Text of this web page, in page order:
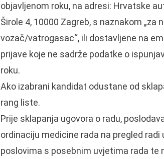
objavljenom roku, na adresi: Hrvatske
Širole 4, 10000 Zagreb, s naznakom
vozač/vatrogasac“, ili dostavljene na
prijave koje ne sadrže podatke o
roku.
Ako izabrani kandidat odustane od
rang liste.
Prije sklapanja ugovora o radu,
ordinaciju medicine rada na pregled
poslovima s posebnim uvjetima rada te